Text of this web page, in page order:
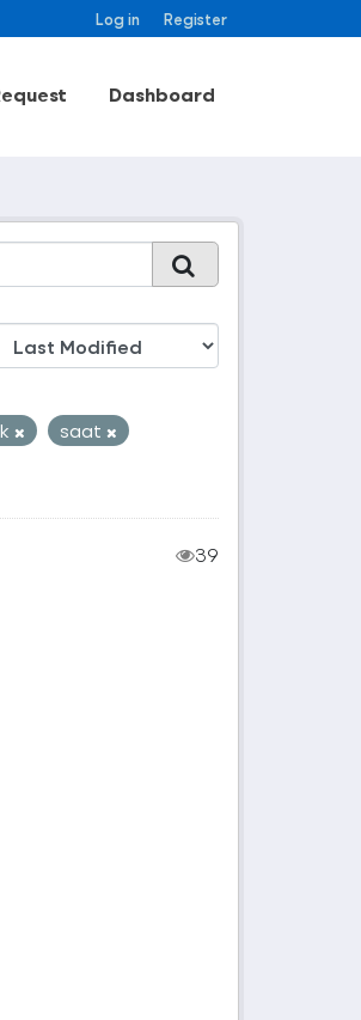
Log in Register
Dashboard
saat
39